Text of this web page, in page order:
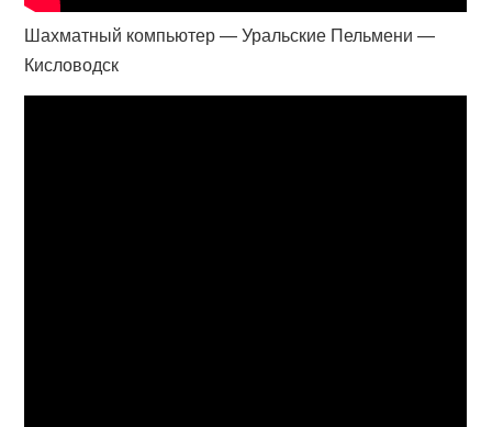
Шахматный компьютер — Уральские Пельмени —
Кисловодск